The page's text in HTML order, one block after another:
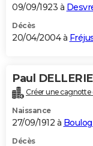
09/09/1923 à
Décès
20/04/2004 à
Paul DELLERIE
Créer une cagnotte
Naissance
27/09/1912 à
Décès